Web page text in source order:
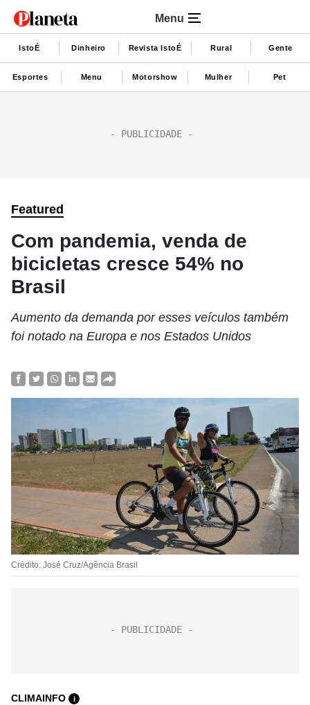
Menu
IstoÉ Dinheiro Revista IstoÉ Rural Gente
Esportes Menu Motorshow Mulher Pet
Featured
Com pandemia, venda de
bicicletas cresce 54% no
Brasil
Aumento da demanda por esses veículos também
foi notado na Europa e nos Estados Unidos
Crédito: José Cruz/Agência Brasil
CLIMAINFO i